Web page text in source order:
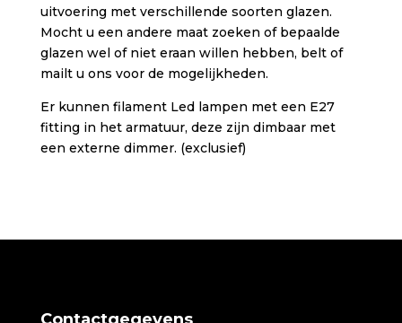
uitvoering met verschillende soorten glazen.
Mocht u een andere maat zoeken of bepaalde
glazen wel of niet eraan willen hebben, belt of
mailt u ons voor de mogelijkheden.
Er kunnen filament Led lampen met een E27
fitting in het armatuur, deze zijn dimbaar met
een externe dimmer. (exclusief)